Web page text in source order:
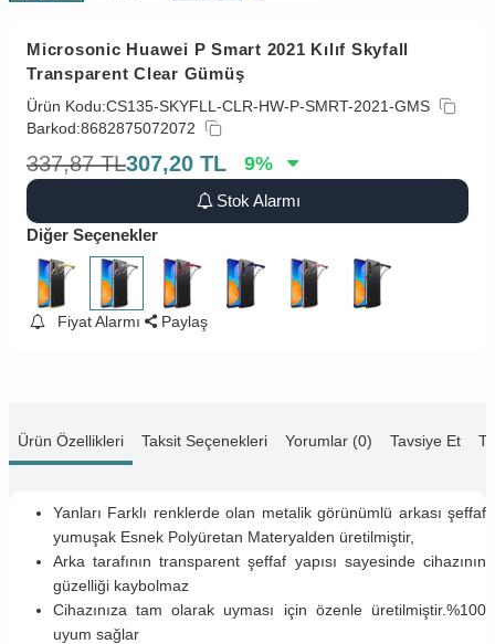
Microsonic Huawei P Smart 2021 Kılıf Skyfall
Transparent Clear Gümüş
Ürün Kodu:CS135-SKYFLL-CLR-HW-P-SMRT-2021-GMS
Barkod:8682875072072
337,87 TL307,20 TL 9%
Stok Alarmı
Diğer Seçenekler
Fiyat Alarmı Paylaş
Ürün Özellikleri Taksit Seçenekleri Yorumlar (0) Tavsiye Et
Yanları Farklı renklerde olan metalik görünümlü arkası şeffaf
yumuşak Esnek Polyüretan Materyalden üretilmiştir,
Arka tarafının transparent şeffaf yapısı sayesinde cihazının
güzelliği kaybolmaz
Cihazınıza tam olarak uyması için özenle üretilmiştir.%100
uyum sağlar